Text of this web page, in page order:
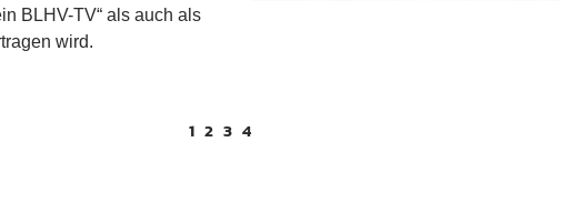
BLHV-TV“ als auch als
wird.
1 2 3 4